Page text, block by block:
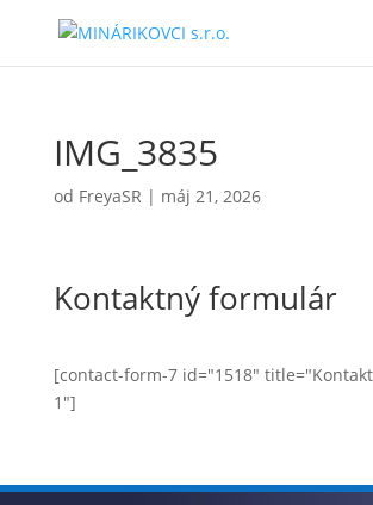
IMG_3835
od FreyaSR | máj 21, 2026
Kontaktný formulár
[contact-form-7 id="1518"
1"]